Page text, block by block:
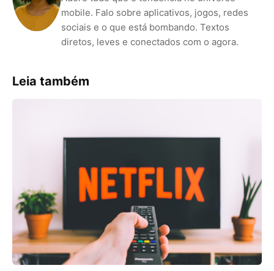
mobile. Falo sobre aplicativos, jogos, redes
sociais e o que está bombando. Textos
diretos, leves e conectados com o agora.
Leia também